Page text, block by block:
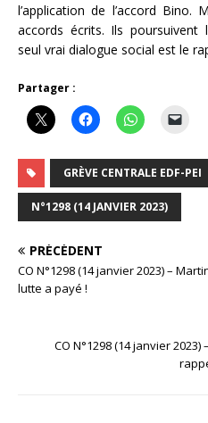
l’application de l’accord Bino.
accords écrits. Ils poursuivent
seul vrai dialogue social est le
Partager :
GRÈVE CENTRALE EDF-PEI
N°1298 (14 JANVIER 2023)
PRÉCÉDENT
CO N°1298 (14 janvier 2023) –
lutte a payé !
CO N°1298 (14 janvier